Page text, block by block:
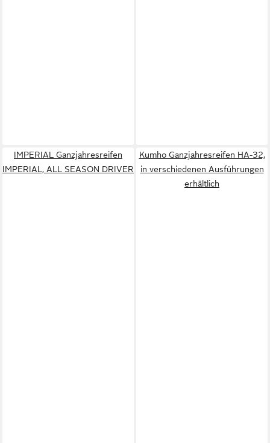
IMPERIAL Ganzjahresreifen
IMPERIAL, ALL SEASON DRIVER
Kumho Ganzjahresreifen HA-32,
in verschiedenen Ausführungen
erhältlich